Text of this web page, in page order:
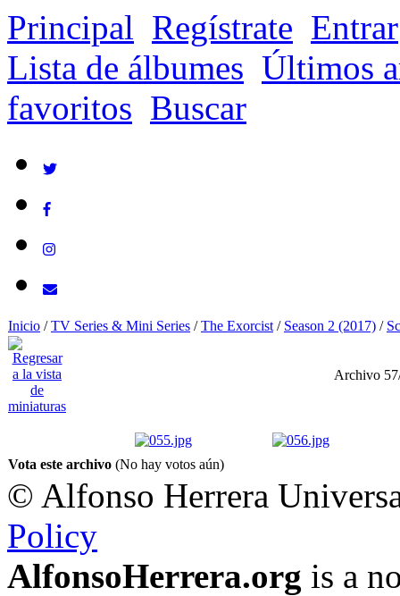
Principal Regístrate Entrar
Lista de álbumes Últimos
favoritos Buscar
Inicio /TV Series & Mini Series /The Exorcist / Season 2 (2017) /
Archivo
Vota este archivo (No hay votos aún)
© Alfonso Herrera
Policy
AlfonsoHerrera.org is a